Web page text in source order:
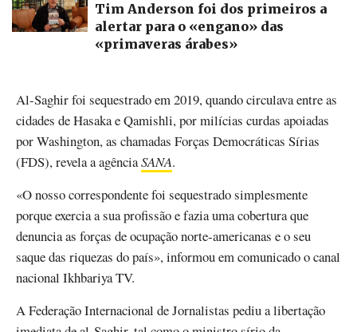
Tim Anderson foi dos primeiros a
alertar para o «engano» das
«primaveras árabes»
Al-Saghir foi sequestrado em 2019, quando circulava entre as
cidades de Hasaka e Qamishli, por milícias curdas apoiadas
por Washington, as chamadas Forças Democráticas Sírias
(FDS), revela a agênciaSANA.
«O nosso correspondente foi sequestrado simplesmente
porque exercia a sua profissão e fazia uma cobertura que
denuncia as forças de ocupação norte-americanas e o seu
saque das riquezas do país», informou em comunicado o canal
nacional Ikhbariya TV.
A Federação Internacional de Jornalistas pediu a libertação